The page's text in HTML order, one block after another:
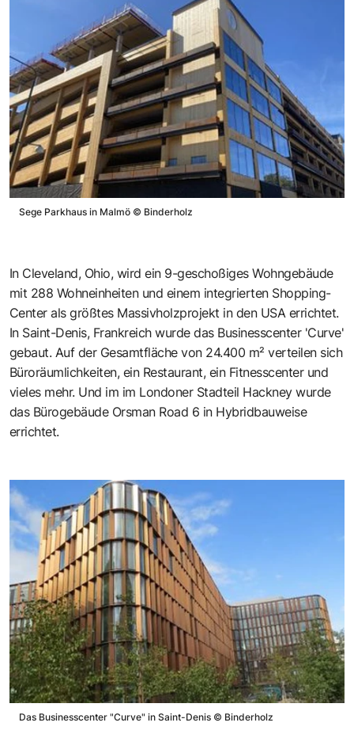
Sege Parkhaus in Malmö © Binderholz
In Cleveland, Ohio, wird ein 9-geschoßiges Wohngebäude
mit 288 Wohneinheiten und einem integrierten Shopping-
Center als größtes Massivholzprojekt in den USA errichtet.
In Saint-Denis, Frankreich wurde das Businesscenter 'Curve'
gebaut. Auf der Gesamtfläche von 24.400 m² verteilen sich
Büroräumlichkeiten, ein Restaurant, ein Fitnesscenter und
vieles mehr. Und im im Londoner Stadteil Hackney wurde
das Bürogebäude Orsman Road 6 in Hybridbauweise
errichtet.
Das Businesscenter "Curve" in Saint-Denis © Binderholz